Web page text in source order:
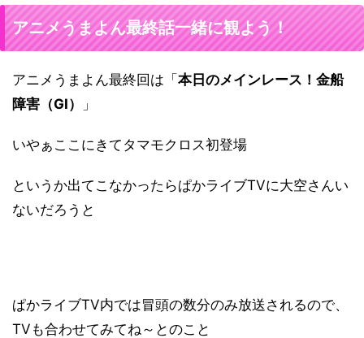
アニメうまよん最終話一緒に観よう！
アニメうまよん最終回は「本日のメインレース！金船
障害（GⅠ）
」
いやぁここにきてタマモクロス初登場
というか出てこなかったらぱかライブTVに大空さんい
ないだろうと
ぱかライブTV内では冒頭の数分のみ放送されるので、
TVも合わせてみてね～とのこと